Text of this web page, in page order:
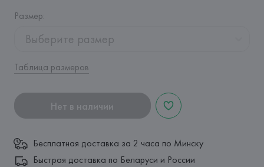
Размер:
Выберите размер
Таблица размеров
Нет в наличии
Бесплатная доставка за 2 часа по Минску
Быстрая доставка по Беларуси и России